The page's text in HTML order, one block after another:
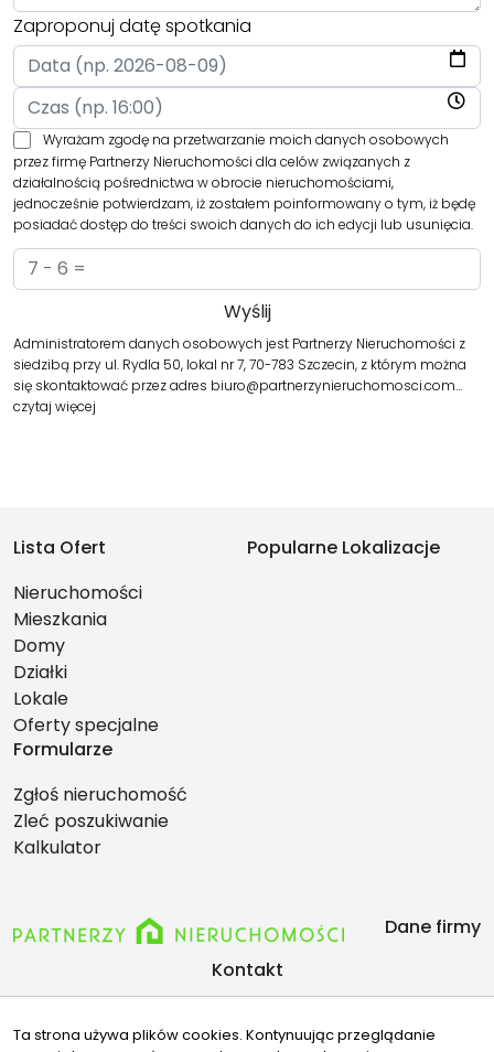
Zaproponuj datę spotkania
Wyrażam zgodę na przetwarzanie moich danych osobowych
przez firmę Partnerzy Nieruchomości dla celów związanych z
działalnością pośrednictwa w obrocie nieruchomościami,
jednocześnie potwierdzam, iż zostałem poinformowany o tym, iż będę
posiadać dostęp do treści swoich danych do ich edycji lub usunięcia.
Administratorem danych osobowych jest Partnerzy Nieruchomości z
siedzibą przy ul. Rydla 50, lokal nr 7, 70-783 Szczecin, z którym można
się skontaktować przez adres biuro@partnerzynieruchomosci.com…
czytaj więcej
Lista Ofert
Nieruchomości
Mieszkania
Domy
Działki
Lokale
Oferty specjalne
Popularne Lokalizacje
Formularze
Zgłoś nieruchomość
Zleć poszukiwanie
Kalkulator
Dane firmy
Kontakt
Ta strona używa plików cookies. Kontynuując przeglądanie